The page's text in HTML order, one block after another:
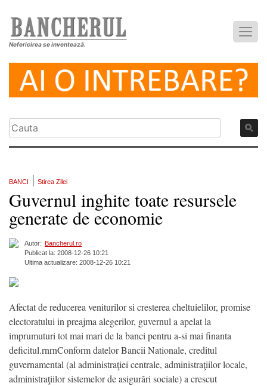
Nefericirea se inventează.
BANCI Stirea Zilei
Guvernul inghite toate resursele
generate de economie
Autor: Bancherul.ro
Publicat la: 2008-12-26 10:21
Ultima actualizare: 2008-12-26 10:21
Afectat de reducerea veniturilor si cresterea cheltuielilor, promise
electoratului in preajma alegerilor, guvernul a apelat la
imprumuturi tot mai mari de la banci pentru a-si mai finanta
deficitul.rnrnConform datelor Bancii Nationale, creditul
guvernamental (al administraţiei centrale, administraţiilor locale,
administraţiilor sistemelor de asigurări sociale) a crescut